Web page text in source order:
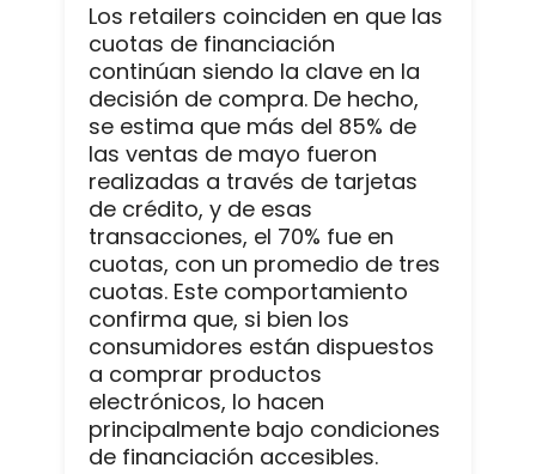
Los retailers coinciden en que las
cuotas de financiación
continúan siendo la clave en la
decisión de compra. De hecho,
se estima que más del 85% de
las ventas de mayo fueron
realizadas a través de tarjetas
de crédito, y de esas
transacciones, el 70% fue en
cuotas, con un promedio de tres
cuotas. Este comportamiento
confirma que, si bien los
consumidores están dispuestos
a comprar productos
electrónicos, lo hacen
principalmente bajo condiciones
de financiación accesibles.